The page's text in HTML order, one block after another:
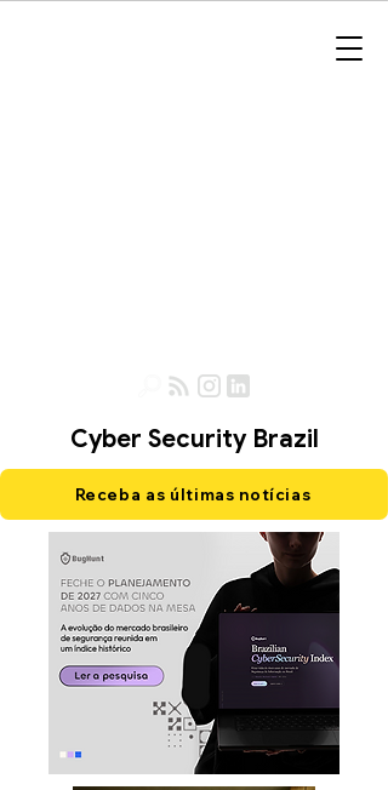
Cyber Security Brazil
Receba as últimas notícias